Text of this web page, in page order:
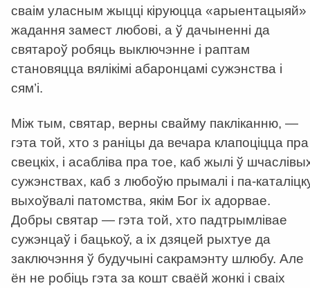
сваім уласным жыцці кіруюцца «арыентацыяй»
жадання замест любові, а ў дачыненні да
святароў робяць выключэнне і раптам
становяцца вялікімі абаронцамі сужэнства і
сям’і.
Між тым, святар, верны свайму пакліканню, —
гэта той, хто з раніцы да вечара клапоціцца пра
свецкіх, і асабліва пра тое, каб жылі ў
сужэнствах, каб з любоўю прымалі і па-
выхоўвалі патомства, якім Бог іх адорвае.
Добры святар — гэта той, хто падтрымлівае
сужэнцаў і бацькоў, а іх дзяцей рыхтуе да
заключэння ў будучыні сакрамэнту шлюбу. Але
ён не робіць гэта за кошт сваёй жонкі і сваіх